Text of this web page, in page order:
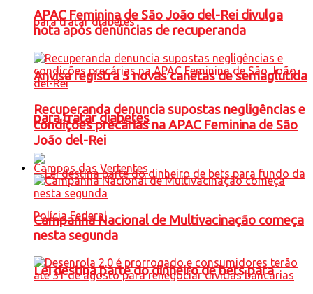
Anvisa registra 5 novas canetas de semaglutida
para tratar diabetes
Lei destina parte do dinheiro de bets para
APAC Feminina de São João del-Rei divulga
nota após denúncias de recuperanda
Recuperanda denuncia supostas negligências e
condições precárias na APAC Feminina de São
João del-Rei
Campos das Vertentes
Campanha Nacional de Multivacinação começa
nesta segunda